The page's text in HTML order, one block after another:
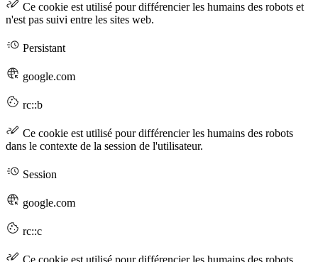
Ce cookie est utilisé pour différencier les humains des robots et
n'est pas suivi entre les sites web.
Persistant
google.com
rc::b
Ce cookie est utilisé pour différencier les humains des robots
dans le contexte de la session de l'utilisateur.
Session
google.com
rc::c